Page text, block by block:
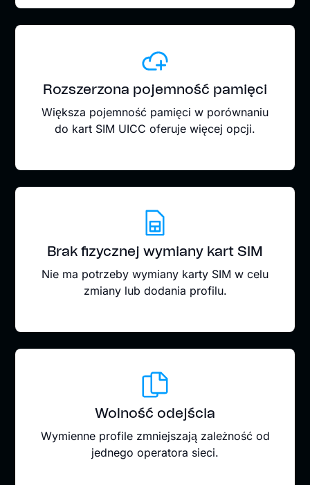
Rozszerzona pojemność pamięci
Większa pojemność pamięci w porównaniu
do kart SIM UICC oferuje więcej opcji.
Brak fizycznej wymiany kart SIM
Nie ma potrzeby wymiany karty SIM w celu
zmiany lub dodania profilu.
Wolność odejścia
Wymienne profile zmniejszają zależność od
jednego operatora sieci.